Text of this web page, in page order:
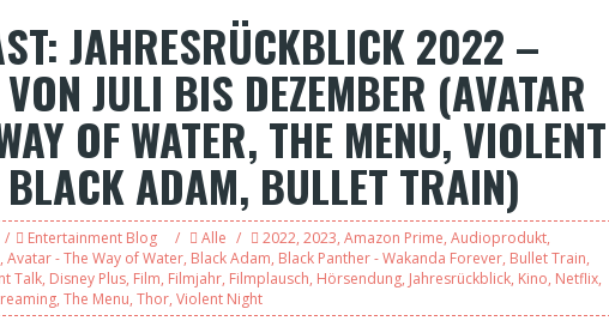
JAHRESRÜCKBLICK 2022 –
JULI BIS DEZEMBER (AVATAR
OF WATER, THE MENU, VIOLENT
ADAM, BULLET TRAIN)
Entertainment Blog Alle 2022, 2023, Amazon Prime, Audioprodukt,
, Avatar - The Way of Water, Black Adam, Black Panther - Wakanda Forever, Bullet Train,
Talk, Disney Plus, Film, Filmjahr, Filmplausch, Hörsendung, Jahresrückblick, Kino, Netflix,
, The Menu, Thor, Violent Night